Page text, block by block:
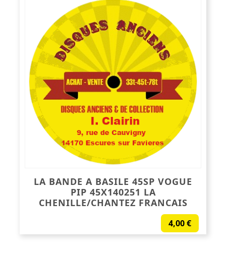
LA BANDE A BASILE 45SP VOGUE
PIP 45X140251 LA
CHENILLE/CHANTEZ FRANCAIS
4,00€